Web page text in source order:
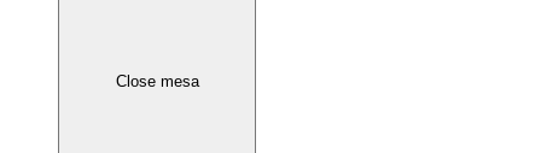
Close mesa